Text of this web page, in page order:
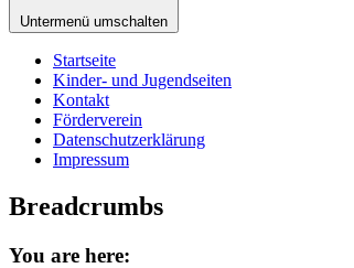
Untermenü umschalten
Startseite
Kinder- und Jugendseiten
Kontakt
Förderverein
Datenschutzerklärung
Impressum
Breadcrumbs
You are here: